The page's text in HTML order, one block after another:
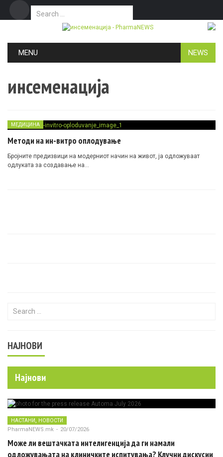
Search for:
MENU NEWS
инсеменација
МЕДИЦИНА
Методи на ин-витро оплодување
Бројните предизвици на модерниот начин на живот, ја одложуваат
одлуката за создавање на…
Search for:
НАЈНОВИ
Најнови
НАСТАНИ НОВОСТИ
PharmaNEWS.mk - 20/07/2026
Може ли вештачката интелигенција да ги намали
одложувањата на клиничките испитувања? Клучни дискусии